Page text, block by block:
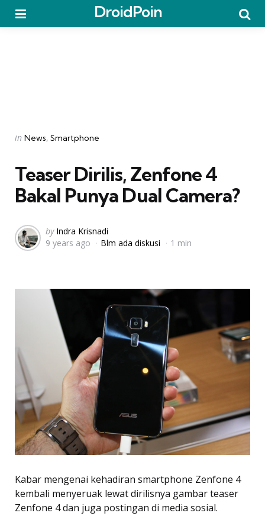
DroidPoin
Categories
Posted
in News Smartphone
Teaser Dirilis, Zenfone 4
Bakal Punya Dual Camera?
Posted
by
by Indra Krisnadi
9 years ago
Blm ada diskusi 1 min
Kabar mengenai kehadiran smartphone Zenfone 4
kembali menyeruak lewat dirilisnya gambar teaser
Zenfone 4 dan juga postingan di media sosial.